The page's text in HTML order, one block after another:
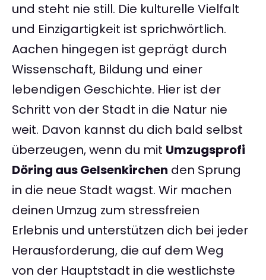
und steht nie still. Die kulturelle Vielfalt
und Einzigartigkeit ist sprichwörtlich.
Aachen hingegen ist geprägt durch
Wissenschaft, Bildung und einer
lebendigen Geschichte. Hier ist der
Schritt von der Stadt in die Natur nie
weit. Davon kannst du dich bald selbst
überzeugen, wenn du mit Umzugsprofi
Döring aus Gelsenkirchen den Sprung
in die neue Stadt wagst. Wir machen
deinen Umzug zum stressfreien
Erlebnis und unterstützen dich bei jeder
Herausforderung, die auf dem Weg
von der Hauptstadt in die westlichste